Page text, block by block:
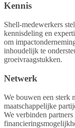
Kennis
Shell-medewerkers
kennisdeling en
om
inhoudelijk te
groeivraagstukken.
Netwerk
We bouwen een sterk
maatschappelijke
We verbinden